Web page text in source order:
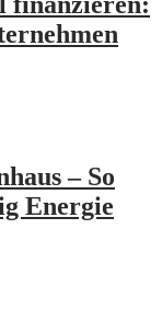
– So
Energie